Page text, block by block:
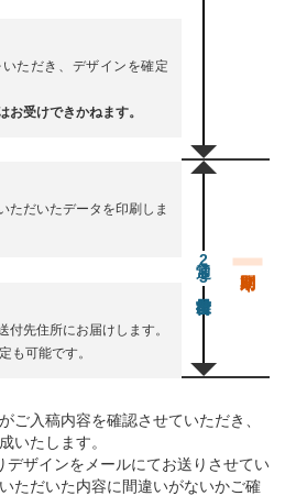
ただき、デザインを確定
お受けできかねます。
ただいたデータを印刷しま
付先住所にお届けします。
も可能です。
通常23営業日後出荷
ご入稿内容を確認させていただき、
いたします。
デザインをメールにてお送りさせてい
ただいた内容に間違いがないかご確